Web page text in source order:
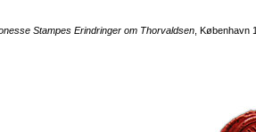
Stampes Erindringer om Thorvaldsen , København